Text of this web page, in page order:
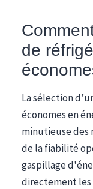
de
La sélection
économes en
minutieuse des
de la fiabilité
gaspillage
directement